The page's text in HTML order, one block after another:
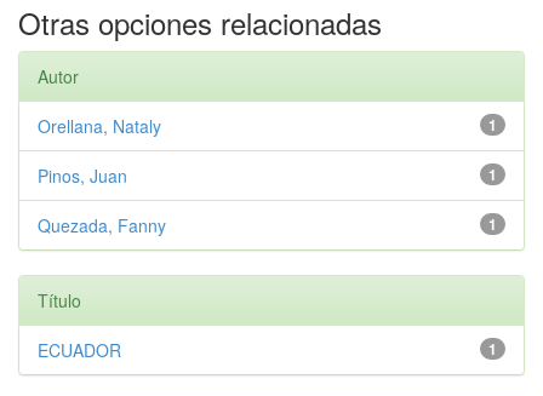
Otras opciones relacionadas
Autor
1
Orellana, Nataly
1
Pinos, Juan
1
Quezada, Fanny
Título
1
ECUADOR